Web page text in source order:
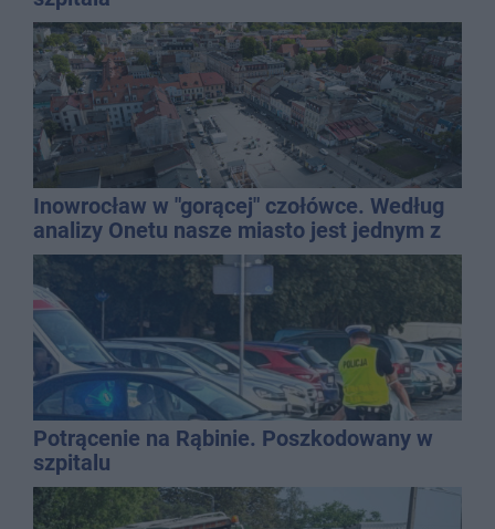
Inowrocław w "gorącej" czołówce. Według
analizy Onetu nasze miasto jest jednym z
najbardziej narażonych na upały
Potrącenie na Rąbinie. Poszkodowany w
szpitalu